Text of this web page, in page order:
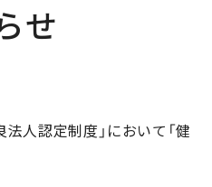
せ
人認定制度」において「健